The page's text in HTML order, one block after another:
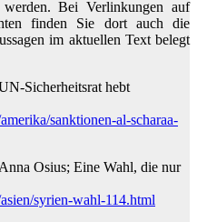
Bei Verlinkungen auf
finden Sie dort auch die
im aktuellen Text belegt
Sicherheitsrat hebt
sanktionen-al-scharaa-
Osius; Eine Wahl, die nur
syrien-wahl-114.html